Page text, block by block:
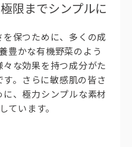
限までシンプルに
保つために、多くの成
豊かな有機野菜のよう
な効果を持つ成分がた
。さらに敏感肌の皆さ
、極力シンプルな素材
ています。